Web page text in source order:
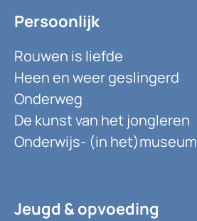
Persoonlijk
Rouwen is liefde
Heen en weer geslingerd
Onderweg
De kunst van het jongleren
Onderwijs- (in het)museum
Jeugd & opvoeding